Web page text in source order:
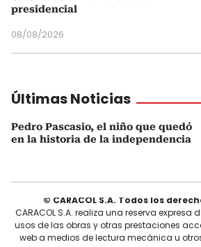
presidencial
08/08/2026
Últimas Noticias
Pedro Pascasio, el niño que quedó
en la historia de la independencia
© CARACOL S.A. Todos los
CARACOL S.A. realiza una reserva expresa
usos de las obras y otras prestaciones
web a medios de lectura mecánica u